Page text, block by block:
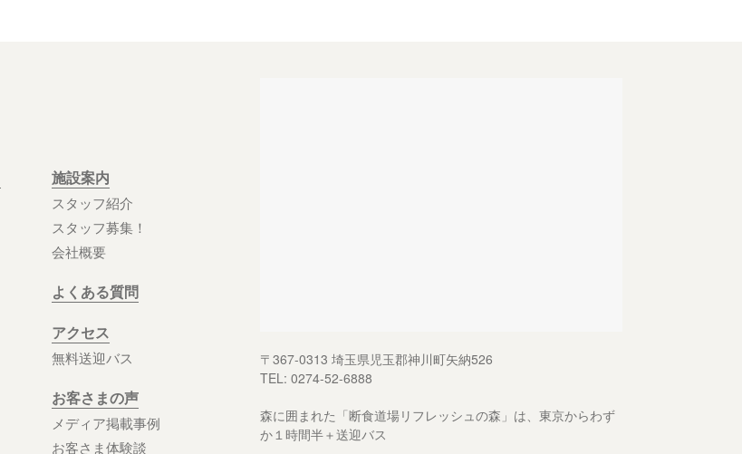
施設案内
スタッフ紹介
スタッフ募集！
会社概要
よくある質問
アクセス
無料送迎バス
お客さまの声
メディア掲載事例
お客さま体験談
〒367-0313 埼玉県児玉郡神川町矢納526
TEL: 0274-52-6888
森に囲まれた「断食道場リフレッシュの森」は、東京からわず
か１時間半＋送迎バス